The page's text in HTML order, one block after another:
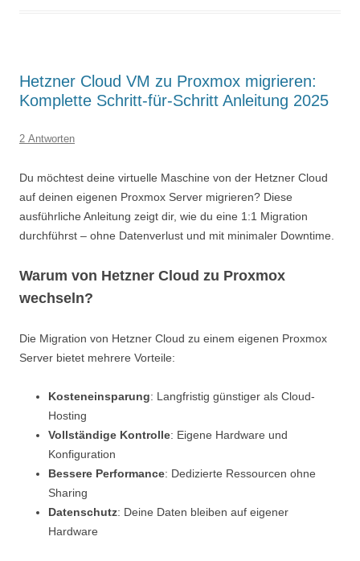
Hetzner Cloud VM zu Proxmox migrieren:
Komplette Schritt-für-Schritt Anleitung 2025
2 Antworten
Du möchtest deine virtuelle Maschine von der Hetzner Cloud
auf deinen eigenen Proxmox Server migrieren? Diese
ausführliche Anleitung zeigt dir, wie du eine 1:1 Migration
durchführst – ohne Datenverlust und mit minimaler Downtime.
Warum von Hetzner Cloud zu Proxmox
wechseln?
Die Migration von Hetzner Cloud zu einem eigenen Proxmox
Server bietet mehrere Vorteile:
Kosteneinsparung: Langfristig günstiger als Cloud-
Hosting
Vollständige Kontrolle: Eigene Hardware und
Konfiguration
Bessere Performance: Dedizierte Ressourcen ohne
Sharing
Datenschutz: Deine Daten bleiben auf eigener
Hardware